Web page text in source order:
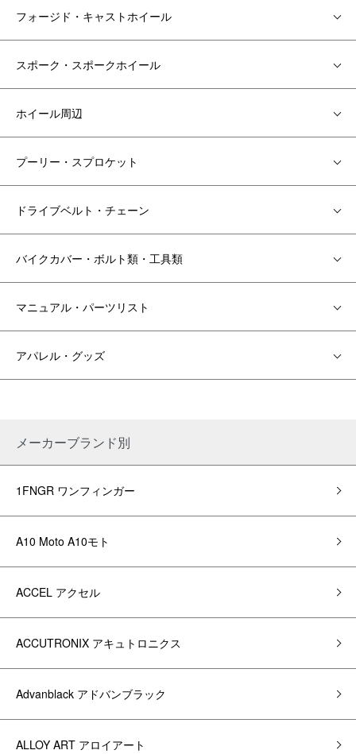
フォージド・キャストホイール
スポーク・スポークホイール
ホイール周辺
プーリー・スプロケット
ドライブベルト・チェーン
バイクカバー・ボルト類・工具類
マニュアル・パーツリスト
アパレル・グッズ
メーカーブランド別
1FNGR ワンフィンガー
A10 Moto A10モト
ACCEL アクセル
ACCUTRONIX アキュトロニクス
Advanblack アドバンブラック
ALLOY ART アロイアート